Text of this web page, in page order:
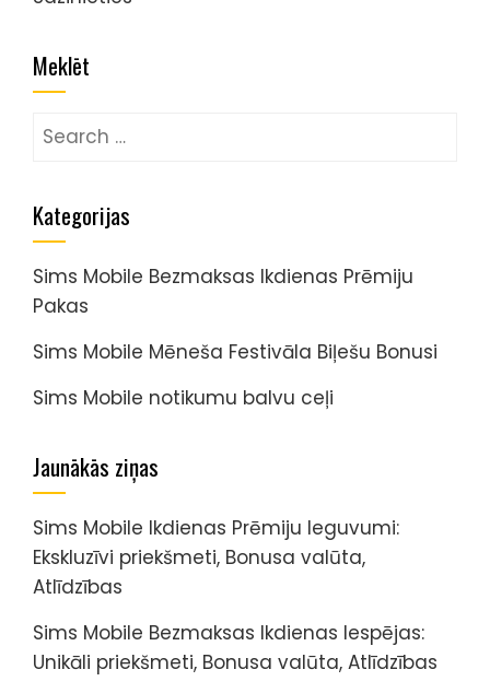
Meklēt
Search
Kategorijas
Sims Mobile Bezmaksas Ikdienas Prēmiju
Pakas
Sims Mobile Mēneša Festivāla Biļešu Bonusi
Sims Mobile notikumu balvu ceļi
Jaunākās ziņas
Sims Mobile Ikdienas Prēmiju Ieguvumi:
Ekskluzīvi priekšmeti, Bonusa valūta,
Atlīdzības
Sims Mobile Bezmaksas Ikdienas Iespējas:
Unikāli priekšmeti, Bonusa valūta, Atlīdzības